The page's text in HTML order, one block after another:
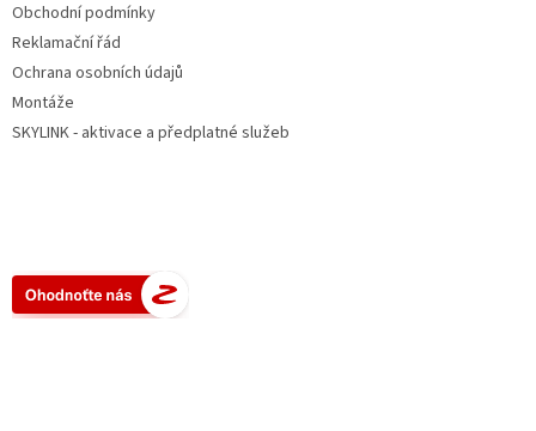
Obchodní podmínky
Reklamační řád
Ochrana osobních údajů
Montáže
SKYLINK - aktivace a předplatné služeb